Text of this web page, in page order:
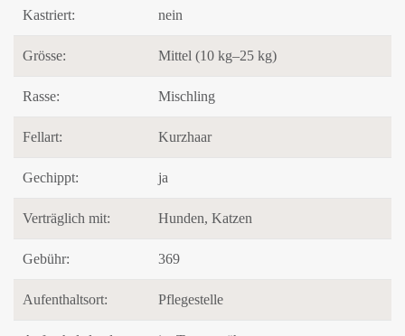
Kastriert: nein
Grösse: Mittel (10 kg–25 kg)
Rasse: Mischling
Fellart: Kurzhaar
Gechippt: ja
Verträglich mit: Hunden, Katzen
Gebühr: 369
Aufenthaltsort: Pflegestelle